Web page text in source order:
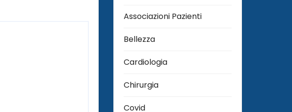
Associazioni Pazienti
Bellezza
Cardiologia
Chirurgia
Covid